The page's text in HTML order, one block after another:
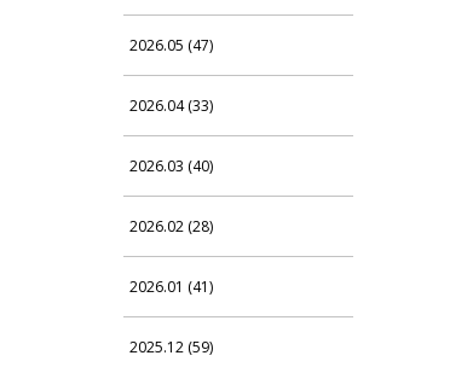
2026.05 (47)
2026.04 (33)
2026.03 (40)
2026.02 (28)
2026.01 (41)
2025.12 (59)